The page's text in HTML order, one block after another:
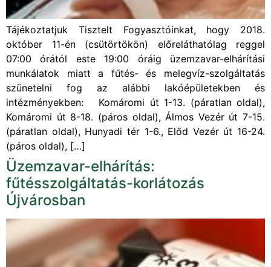
Tájékoztatjuk Tisztelt Fogyasztóinkat, hogy 2018.
október 11-én (csütörtökön) előreláthatólag reggel
07:00 órától este 19:00 óráig üzemzavar-elhárítási
munkálatok miatt a fűtés- és melegvíz-szolgáltatás
szünetelni fog az alábbi lakóépületekben és
intézményekben: Komáromi út 1-13. (páratlan oldal),
Komáromi út 8-18. (páros oldal), Álmos Vezér út 7-15.
(páratlan oldal), Hunyadi tér 1-6., Előd Vezér út 16-24.
(páros oldal), […]
Üzemzavar-elhárítás:
fűtésszolgáltatás-korlátozás
Újvárosban